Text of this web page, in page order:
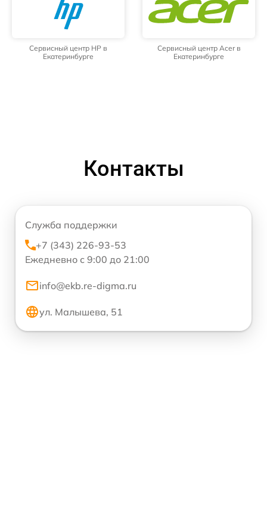
Сервисный центр HP в
Екатеринбурге
Сервисный центр Acer в
Екатеринбурге
Контакты
Служба поддержки
+7 (343) 226-93-53
Ежедневно с 9:00 до 21:00
info@ekb.re-digma.ru
ул. Малышева, 51